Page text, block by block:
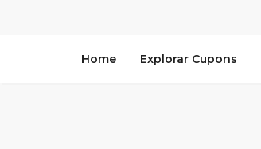
Home Explorar Cupons